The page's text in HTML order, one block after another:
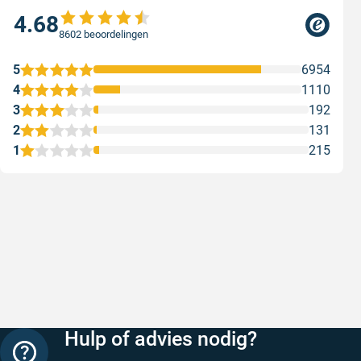
4.688602 beoordelingen
1 215
2 131
3 192
4 1110
5 6954
Hulp of advies nodig?